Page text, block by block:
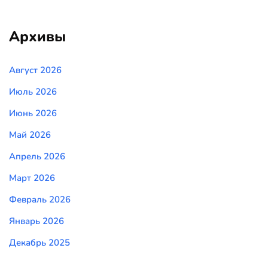
Архивы
Август 2026
Июль 2026
Июнь 2026
Май 2026
Апрель 2026
Март 2026
Февраль 2026
Январь 2026
Декабрь 2025